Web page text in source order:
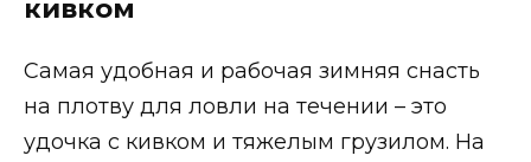
кивком
Самая удобная и рабочая зимняя снасть
на плотву для ловли на течении – это
удочка с кивком и тяжелым грузилом. На